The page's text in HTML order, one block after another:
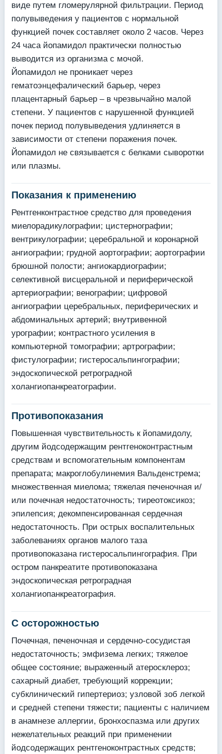
виде путем гломерулярной фильтрации. Период
полувыведения у пациентов с нормальной
функцией почек составляет около 2 часов. Через
24 часа йопамидол практически полностью
выводится из организма с мочой.
Йопамидол не проникает через
гематоэнцефалический барьер, через
плацентарный барьер – в чрезвычайно малой
степени. У пациентов с нарушенной функцией
почек период полувыведения удлиняется в
зависимости от степени поражения почек.
Йопамидол не связывается с белками сыворотки
или плазмы.
Показания к применению
Рентгенконтрастное средство для проведения
миелорадикулографии; цистернографии;
вентрикулографии; церебральной и коронарной
ангиографии; грудной аортографии; аортографии
брюшной полости; ангиокардиографии;
селективной висцеральной и периферической
артериографии; венографии; цифровой
ангиографии церебральных, периферических и
абдоминальных артерий; внутривенной
урографии; контрастного усиления в
компьютерной томографии; артрографии;
фистулографии; гистеросальпингографии;
эндоскопической ретроградной
холангиопанкреатографии.
Противопоказания
Повышенная чувствительность к йопамидолу,
другим йодсодержащим рентгеноконтрастным
средствам и вспомогательным компонентам
препарата; макроглобулинемия Вальденстрема;
множественная миелома; тяжелая печеночная и/
или почечная недостаточность; тиреотоксикоз;
эпилепсия; декомпенсированная сердечная
недостаточность. При острых воспалительных
заболеваниях органов малого таза
противопоказана гистеросальпингография. При
остром панкреатите противопоказана
эндоскопическая ретроградная
холангиопанкреатография.
С осторожностью
Почечная, печеночная и сердечно-сосудистая
недостаточность; эмфизема легких; тяжелое
общее состояние; выраженный атеросклероз;
сахарный диабет, требующий коррекции;
субклинический гипертериоз; узловой зоб легкой
и средней степени тяжести; пациенты с наличием
в анамнезе аллергии, бронхоспазма или других
нежелательных реакций при применении
йодсодержащих рентгеноконтрастных средств;